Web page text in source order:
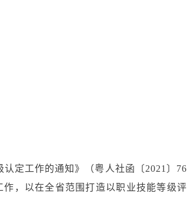
定工作的通知》（粤人社函〔2021〕76
，以在全省范围打造以职业技能等级评